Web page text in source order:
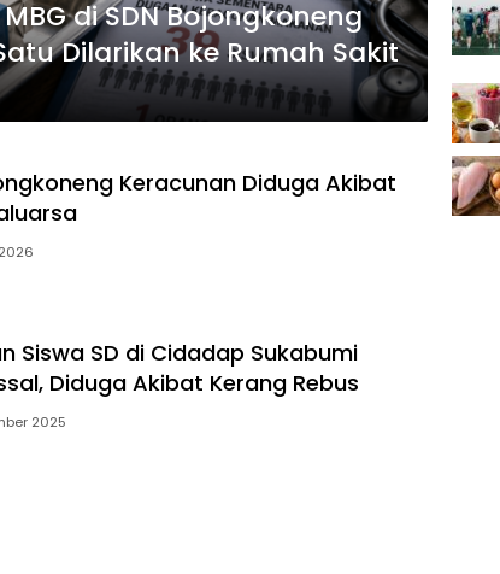
di SDN Bojongkoneng
Dilarikan ke Rumah Sakit
Keracunan Diduga Akibat
Siswa SD di Cidadap Sukabumi
Diduga Akibat Kerang Rebus
2025